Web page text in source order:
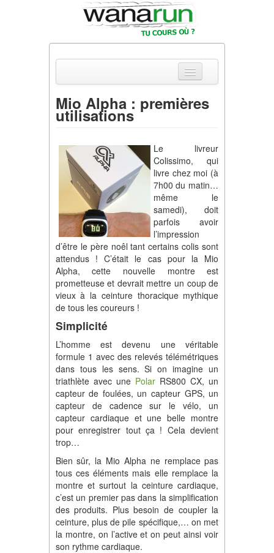
Actualités
Parcours & Courses
Outils & Réseaux
Mio Alpha : premières
utilisations
Le livreur
Colissimo, qui
livre chez moi (à
7h00 du matin…
même le
samedi), doit
parfois avoir
l’impression
d’être le père noêl tant certains colis sont
attendus ! C’était le cas pour la Mio
Alpha, cette nouvelle montre est
prometteuse et devrait mettre un coup de
vieux à la ceinture thoracique mythique
de tous les coureurs !
Simplicité
L’homme est devenu une véritable
formule 1 avec des relevés télémétriques
dans tous les sens. Si on imagine un
triathlète avec une Polar RS800 CX, un
capteur de foulées, un capteur GPS, un
capteur de cadence sur le vélo, un
capteur cardiaque et une belle montre
pour enregistrer tout ça ! Cela devient
trop…
Bien sûr, la Mio Alpha ne remplace pas
tous ces éléments mais elle remplace la
montre et surtout la ceinture cardiaque,
c’est un premier pas dans la simplification
des produits. Plus besoin de coupler la
ceinture, plus de pile spécifique,… on met
la montre, on l’active et on peut ainsi voir
son rythme cardiaque.